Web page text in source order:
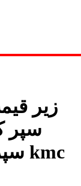
زیر